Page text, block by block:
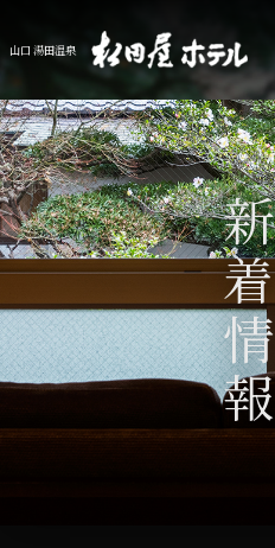
山口 湯田温泉
ご会食
記念日
ふぐプランのご案内
よくあるご質問
お問い合わせ
プライバシーポリシー 新